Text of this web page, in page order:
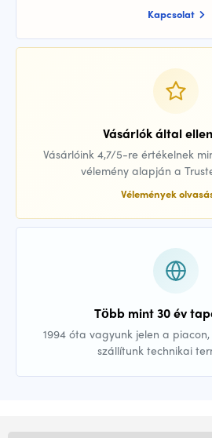
Kapcsolat
Vásárlók által
Vásárlóink 4,7/5-re értékelnek
vélemény alapján a
Vélemények
Több mint 30 év
1994 óta vagyunk jelen a
szállítunk technikai